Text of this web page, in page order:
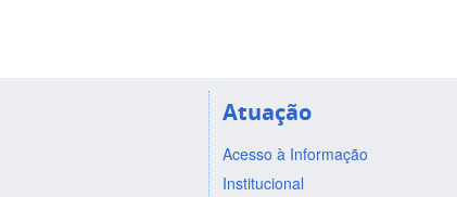
Atuação
Acesso à Informação
Institucional